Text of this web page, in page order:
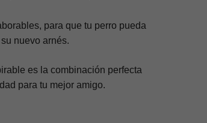
, para que tu perro pueda
nuevo arnés.
es la combinación perfecta
para tu mejor amigo.